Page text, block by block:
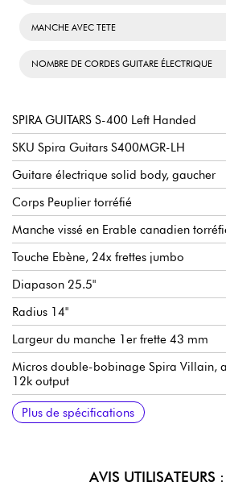
MANCHE AVEC TETE
NOMBRE DE CORDES GUITARE ÉLECTRIQUE
SPIRA GUITARS S-400 Left Handed
SKU Spira Guitars S400MGR-LH
Guitare électrique solid body, gaucher
Corps Peuplier torréfié
Manche vissé en Erable canadien
Touche Ebène, 24x frettes jumbo
Diapason 25.5"
Radius 14"
Largeur du manche 1er frette 43 mm
Micros double-bobinage Spira Villain,
12k output
Volume général, tonalité générale,
3xpositions
Chevalet fixe Spira
Mécaniques Spira (bain d'huile)
Plus de spécifications
AVIS UTILISATEURS